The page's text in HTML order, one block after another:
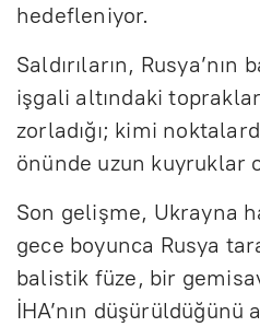
hedefleniyor.
Saldırıların, Rusya’nın
işgali altındaki
zorladığı; kimi
önünde uzun kuyruklar
Son gelişme, Ukrayna
gece boyunca Rusya
balistik füze, bir
İHA’nın düşürüldüğünü